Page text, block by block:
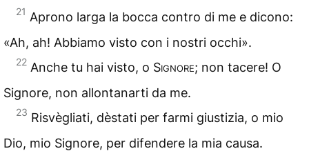
21 Aprono larga la bocca contro di me e dicono:
«Ah, ah! Abbiamo visto con i nostri occhi».
22 Anche tu hai visto, o Signore; non tacere! O
Signore, non allontanarti da me.
23 Risvègliati, dèstati per farmi giustizia, o mio
Dio, mio Signore, per difendere la mia causa.